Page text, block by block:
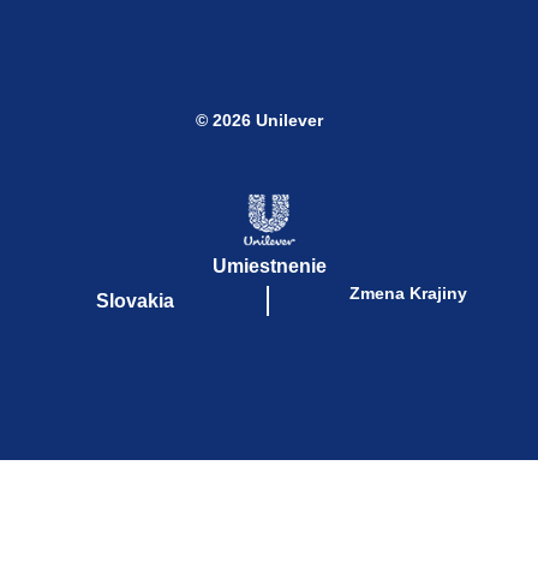
Umiestnenie
Slovakia
Zmena Krajiny
© 2026 Unilever